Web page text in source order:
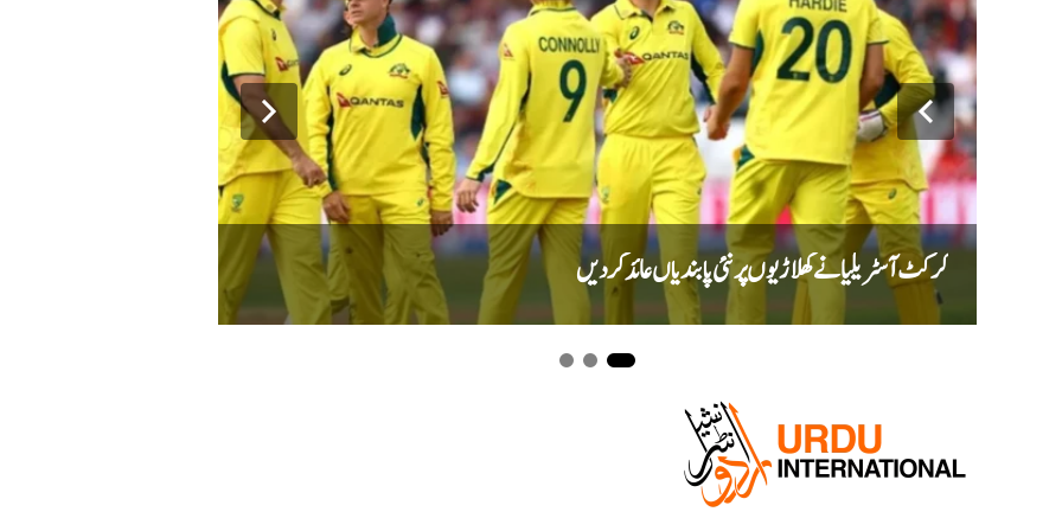
کرکٹ آسٹریلیا نے کھلاڑیوں پر نئی پابندیاں عائد کر دیں